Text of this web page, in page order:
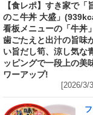
【食レポ】すき家で「
のこ牛丼 大盛」
看板メニューの「牛丼
歯ごたえと出汁の旨味
い旨だし筍、涼し気な
ッピングで一段上の美
ワーアップ!
[2026/3/